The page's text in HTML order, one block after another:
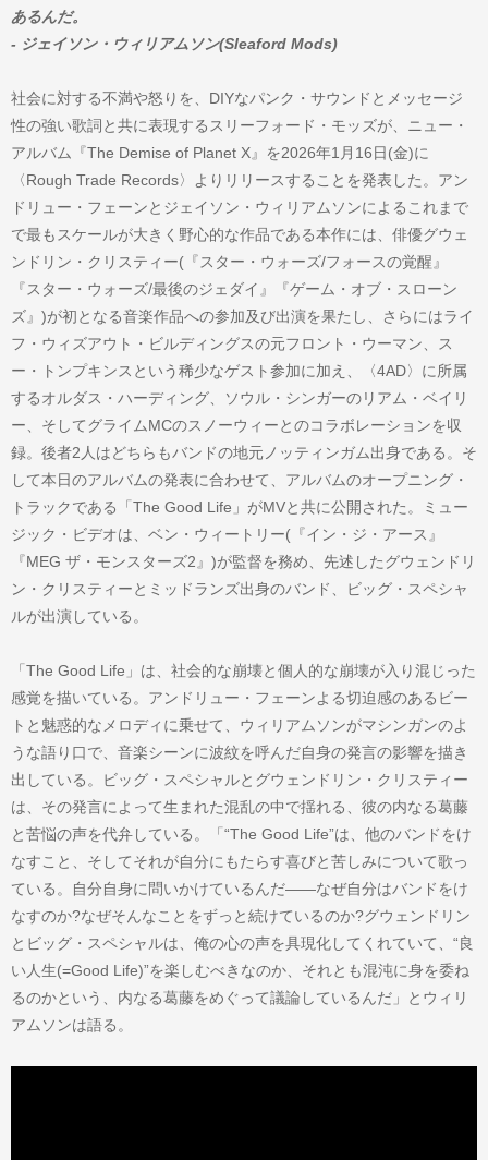
あるんだ。
- ジェイソン・ウィリアムソン(Sleaford Mods)
社会に対する不満や怒りを、DIYなパンク・サウンドとメッセージ
性の強い歌詞と共に表現するスリーフォード・モッズが、ニュー・
アルバム『The Demise of Planet X』を2026年1月16日(金)に
〈Rough Trade Records〉よりリリースすることを発表した。アン
ドリュー・フェーンとジェイソン・ウィリアムソンによるこれまで
で最もスケールが大きく野心的な作品である本作には、俳優グウェ
ンドリン・クリスティー(『スター・ウォーズ/フォースの覚醒』
『スター・ウォーズ/最後のジェダイ』『ゲーム・オブ・スローン
ズ』)が初となる音楽作品への参加及び出演を果たし、さらにはライ
フ・ウィズアウト・ビルディングスの元フロント・ウーマン、ス
ー・トンプキンスという稀少なゲスト参加に加え、〈4AD〉に所属
するオルダス・ハーディング、ソウル・シンガーのリアム・ベイリ
ー、そしてグライムMCのスノーウィーとのコラボレーションを収
録。後者2人はどちらもバンドの地元ノッティンガム出身である。そ
して本日のアルバムの発表に合わせて、アルバムのオープニング・
トラックである「The Good Life」がMVと共に公開された。ミュー
ジック・ビデオは、ベン・ウィートリー(『イン・ジ・アース』
『MEG ザ・モンスターズ2』)が監督を務め、先述したグウェンドリ
ン・クリスティーとミッドランズ出身のバンド、ビッグ・スペシャ
ルが出演している。
「The Good Life」は、社会的な崩壊と個人的な崩壊が入り混じった
感覚を描いている。アンドリュー・フェーンよる切迫感のあるビー
トと魅惑的なメロディに乗せて、ウィリアムソンがマシンガンのよ
うな語り口で、音楽シーンに波紋を呼んだ自身の発言の影響を描き
出している。ビッグ・スペシャルとグウェンドリン・クリスティー
は、その発言によって生まれた混乱の中で揺れる、彼の内なる葛藤
と苦悩の声を代弁している。「“The Good Life”は、他のバンドをけ
なすこと、そしてそれが自分にもたらす喜びと苦しみについて歌っ
ている。自分自身に問いかけているんだ——なぜ自分はバンドをけ
なすのか?なぜそんなことをずっと続けているのか?グウェンドリン
とビッグ・スペシャルは、俺の心の声を具現化してくれていて、“良
い人生(=Good Life)”を楽しむべきなのか、それとも混沌に身を委ね
るのかという、内なる葛藤をめぐって議論しているんだ」とウィリ
アムソンは語る。